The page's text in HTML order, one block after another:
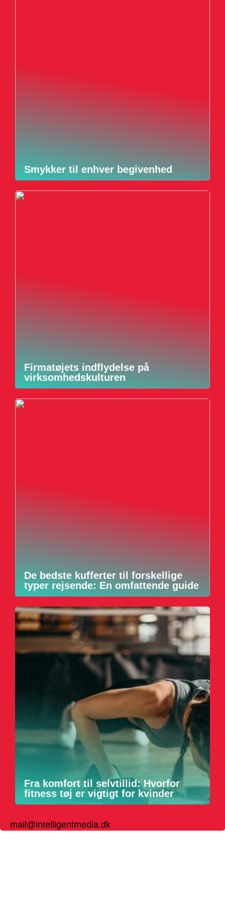
Smykker til enhver begivenhed
Firmatøjets indflydelse på
virksomhedskulturen
De bedste kufferter til forskellige
typer rejsende: En omfattende guide
Fra komfort til selvtillid: Hvorfor
fitness tøj er vigtigt for kvinder
mail@intelligentmedia.dk